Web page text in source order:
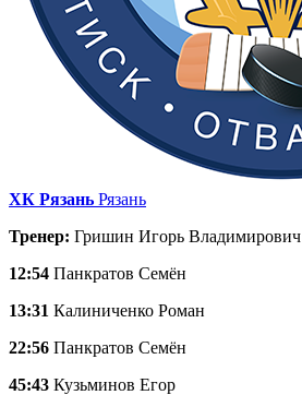
ХК Рязань Рязань
Тренер: Гришин Игорь Владимирович
12:54 Панкратов Семён
13:31 Калиниченко Роман
22:56 Панкратов Семён
45:43 Кузьминов Егор